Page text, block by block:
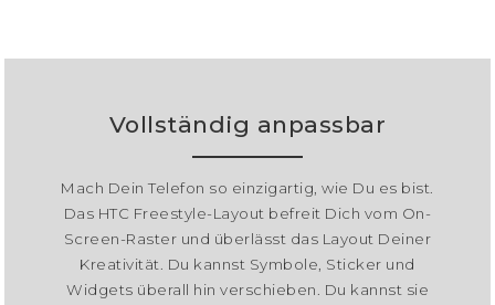
Vollständig anpassbar
Mach Dein Telefon so einzigartig, wie Du es bist.
Das HTC Freestyle-Layout befreit Dich vom On-
Screen-Raster und überlässt das Layout Deiner
Kreativität. Du kannst Symbole, Sticker und
Widgets überall hin verschieben. Du kannst sie